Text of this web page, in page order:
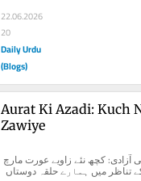
22.06.2026
20
Daily Urdu
(Blogs)
Aurat Ki Azadi: Kuch
Zawiye
کراچی کے تناظر میں ہمارے حلقہ دوستاں